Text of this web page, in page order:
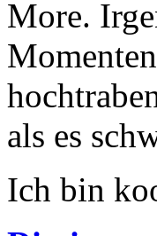
More.
als es
Ich bin